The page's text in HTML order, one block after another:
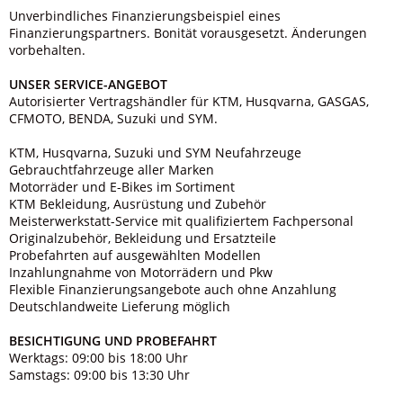
Unverbindliches Finanzierungsbeispiel eines
Finanzierungspartners. Bonität vorausgesetzt. Änderungen
vorbehalten.
UNSER SERVICE-ANGEBOT
Autorisierter Vertragshändler für KTM, Husqvarna, GASGAS,
CFMOTO, BENDA, Suzuki und SYM.
KTM, Husqvarna, Suzuki und SYM Neufahrzeuge
Gebrauchtfahrzeuge aller Marken
Motorräder und E-Bikes im Sortiment
KTM Bekleidung, Ausrüstung und Zubehör
Meisterwerkstatt-Service mit qualifiziertem Fachpersonal
Originalzubehör, Bekleidung und Ersatzteile
Probefahrten auf ausgewählten Modellen
Inzahlungnahme von Motorrädern und Pkw
Flexible Finanzierungsangebote auch ohne Anzahlung
Deutschlandweite Lieferung möglich
BESICHTIGUNG UND PROBEFAHRT
Werktags: 09:00 bis 18:00 Uhr
Samstags: 09:00 bis 13:30 Uhr